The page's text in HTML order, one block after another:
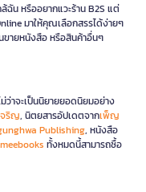
ฉัน หรืออยากแวะร้าน B2S แต่
มาให้คุณเลือกสรรได้ง่ายๆ
ขายหนังสือ หรือสินค้าอื่นๆ
าจะเป็นนิยายยอดนิยมอย่าง
ริญ, นิตยสารอัปเดตจากเพ็ญ
Publishing, หนังสือ
ทั้งหมดนี้สามารถซื้อ